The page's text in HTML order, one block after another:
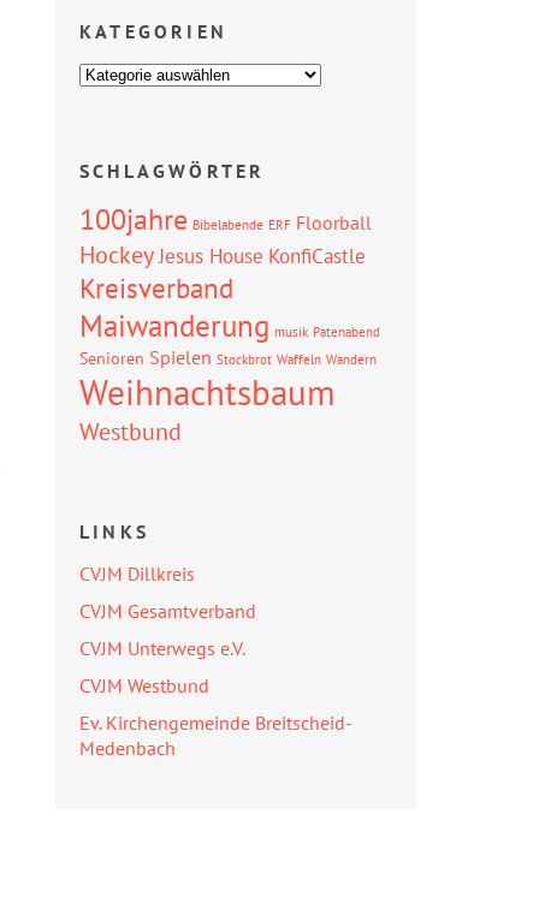
KATEGORIEN
SCHLAGWÖRTER
100jahre Bibelabende ERF Floorball
HockeyJesus House KonfiCastle
Kreisverband
Maiwanderung musik Patenabend
Senioren Spielen Stockbrot Waffeln Wandern
Weihnachtsbaum
Westbund
LINKS
CVJM Dillkreis
CVJM Gesamtverband
CVJM Unterwegs e.V.
CVJM Westbund
Ev. Kirchengemeinde Breitscheid-
Medenbach